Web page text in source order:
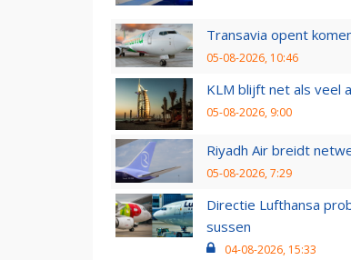
Transavia opent
05-08-2026, 10:46
KLM blijft net als veel
05-08-2026, 9:00
Riyadh Air breidt
05-08-2026, 7:29
Directie Lufthansa
sussen
04-08-2026, 15:33